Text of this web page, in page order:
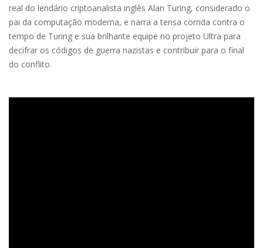
real do lendário criptoanalista inglês Alan Turing, considerado o
pai da computação moderna, e narra a tensa corrida contra o
tempo de Turing e sua brilhante equipe no projeto Ultra para
decifrar os códigos de guerra nazistas e contribuir para o final
do conflito.